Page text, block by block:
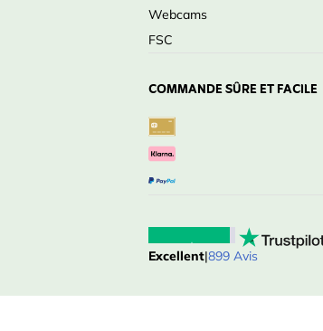
Webcams
FSC
COMMANDE SÛRE ET FACILE
Excellent|899 Avis